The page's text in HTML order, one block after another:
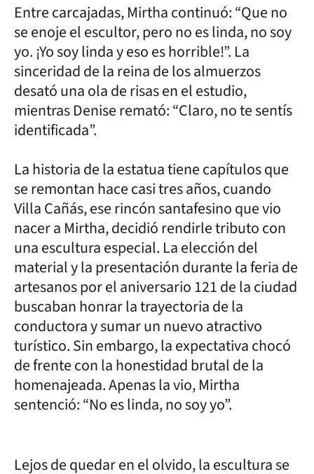
Entre carcajadas, Mirtha continuó: “Que no
se enoje el escultor, pero no es linda, no soy
yo. ¡Yo soy linda y eso es horrible!”. La
sinceridad de la reina de los almuerzos
desató una ola de risas en el estudio,
mientras Denise remató: “Claro, no te sentís
identificada”.
La historia de la estatua tiene capítulos que
se remontan hace casi tres años, cuando
Villa Cañás, ese rincón santafesino que vio
nacer a Mirtha, decidió rendirle tributo con
una escultura especial. La elección del
material y la presentación durante la feria de
artesanos por el aniversario 121 de la ciudad
buscaban honrar la trayectoria de la
conductora y sumar un nuevo atractivo
turístico. Sin embargo, la expectativa chocó
de frente con la honestidad brutal de la
homenajeada. Apenas la vio, Mirtha
sentenció: “No es linda, no soy yo”.
Lejos de quedar en el olvido, la escultura se